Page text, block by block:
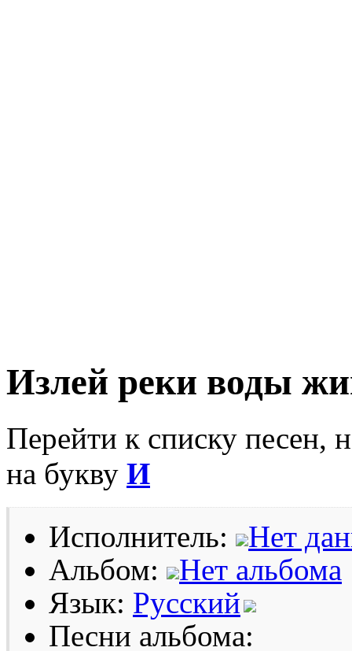
Излей реки воды
Перейти к списку песен,
на букву И
Исполнитель:
Нет
Альбом:
Нет альбома
Язык: Русский
Песни альбома: